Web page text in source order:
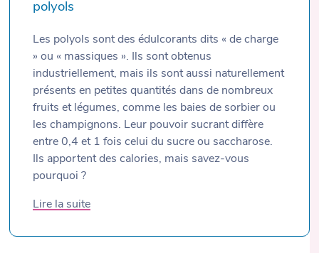
polyols
Les polyols sont des édulcorants dits « de charge
» ou « massiques ». Ils sont obtenus
industriellement, mais ils sont aussi naturellement
présents en petites quantités dans de nombreux
fruits et légumes, comme les baies de sorbier ou
les champignons. Leur pouvoir sucrant diffère
entre 0,4 et 1 fois celui du sucre ou saccharose.
Ils apportent des calories, mais savez-vous
pourquoi ?
Lire la suite